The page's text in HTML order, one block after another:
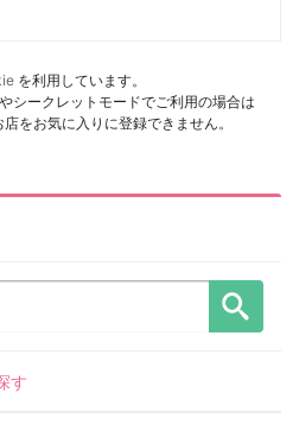
を利用しています。
シークレットモードでご利用の場合は
をお気に入りに登録できません。
す